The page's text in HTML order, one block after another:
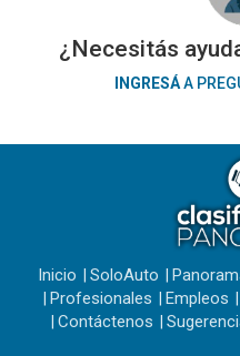
¿Necesitás
INGRESÁA
Inicio SoloAuto
Profesionales
Empleos
Contáctenos